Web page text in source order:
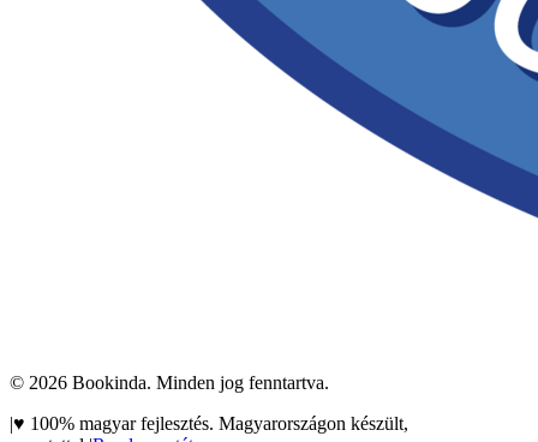
© 2026 Bookinda. Minden jog fenntartva.
|♥ 100% magyar fejlesztés. Magyarországon készült,